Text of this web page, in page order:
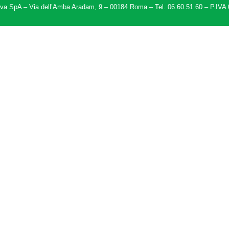
SpA – Via dell’Amba Aradam, 9 – 00184 Roma – Tel. 06.60.51.60 – P.IVA